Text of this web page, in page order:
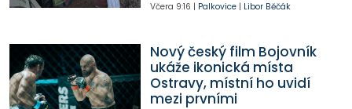
Včera 9:16 | Palkovice| Libor Běčák
Nový český film Bojovník
ukáže ikonická místa
Ostravy, místní ho uvidí
mezi prvními